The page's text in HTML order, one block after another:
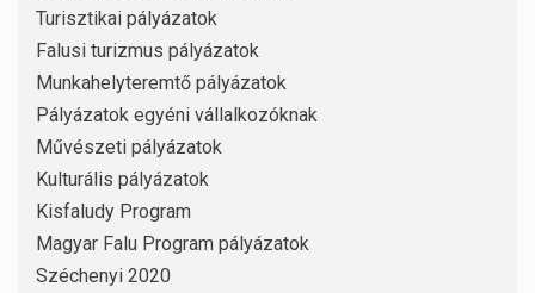
Turisztikai pályázatok
Falusi turizmus pályázatok
Munkahelyteremtő pályázatok
Pályázatok egyéni vállalkozóknak
Művészeti pályázatok
Kulturális pályázatok
Kisfaludy Program
Magyar Falu Program pályázatok
Széchenyi 2020